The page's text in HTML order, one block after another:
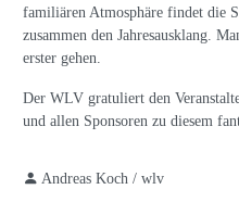
familiären Atmosphäre findet die
zusammen den Jahresausklang.
erster gehen.
Der WLV gratuliert den
und allen Sponsoren zu diesem
Andreas Koch / wlv